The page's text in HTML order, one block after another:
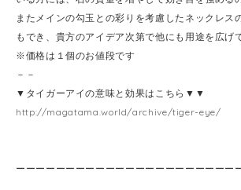
またメインの勾玉との彩りを考慮したネックレス
もでき、貴方のアイデア次第で他にも用途を広げ
※価格は１個のお値段です
－－
▼タイガーアイの意味と効果はこちら▼▼
http://magatama.world/archive/tiger-eye/
ーーーーーーーーーーーーーーーーーーーーーー